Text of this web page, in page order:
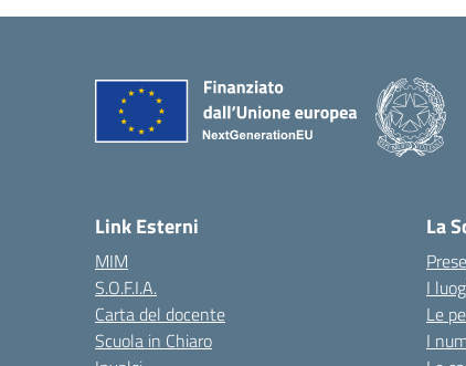
Link Esterni
MIM
S.O.F.I.A.
Carta del docente
Scuola in Chiaro
La
I
Le
I